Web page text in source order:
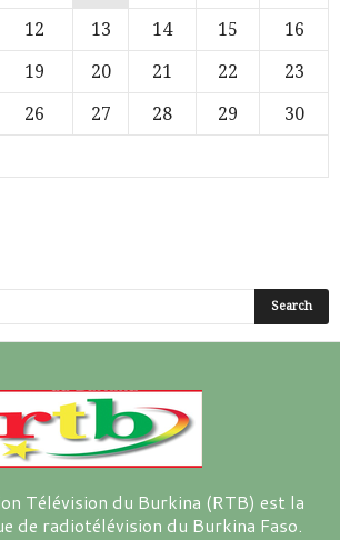
12 13 14 15
16
19 20 21 22
23
26 27 28 29
30
Télévision du Burkina (RTB) est la
de radiotélévision du Burkina Faso.